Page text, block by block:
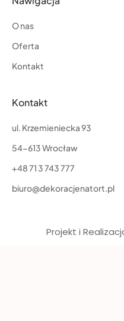
O nas
Oferta
Kontakt
Kontakt
ul. Krzemieniecka 93
54-613 Wrocław
+48 71 3 743 777
biuro@dekoracjenatort.pl
Projekt i